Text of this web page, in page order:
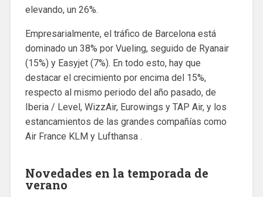
elevando, un 26%.
Empresarialmente, el tráfico de Barcelona está
dominado un 38% por Vueling, seguido de Ryanair
(15%) y Easyjet (7%). En todo esto, hay que
destacar el crecimiento por encima del 15%,
respecto al mismo periodo del año pasado, de
Iberia / Level, WizzAir, Eurowings y TAP Air, y los
estancamientos de las grandes compañías como
Air France KLM y Lufthansa .
Novedades en la temporada de
verano